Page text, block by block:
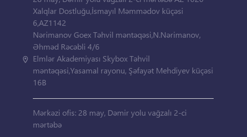
Xalqlar Dostluğu,İsmayıl Məmmədov küçəsi
6,AZ1142
Nərimanov Goex Təhvil məntəqəsi,N.Nərimanov,
Əhməd Rəcəbli 4/6
Elmlər Akademiyası Skybox Təhvil
məntəqəsi,Yasamal rayonu, Şəfayət Mehdiyev küçəsi
16B
Mərkəzi ofis: 28 may, Dəmir yolu vağzalı 2-ci
mərtəbə